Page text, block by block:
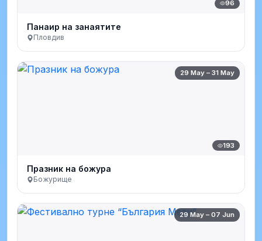
96
Панаир на занаятите
Пловдив
29 May – 31 May
193
Празник на божура
Божурище
29 May – 07 Jun